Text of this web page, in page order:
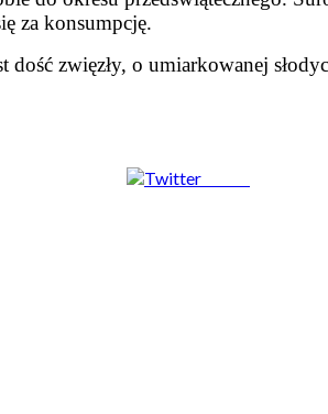
za konsumpcję.
zwięzły, o umiarkowanej